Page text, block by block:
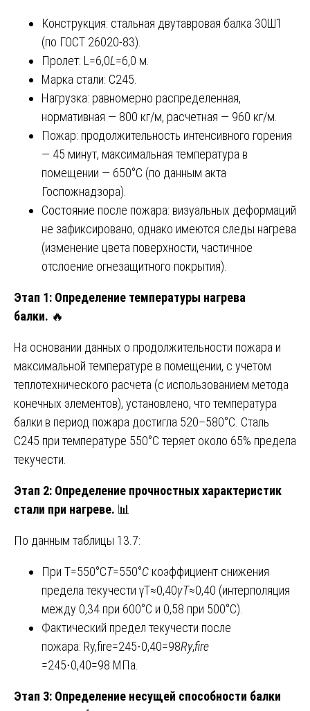
Конструкция: стальная двутавровая балка 30Ш1
(по ГОСТ 26020-83).
Пролет: L=6,0L =6,0 м.
Марка стали: С245.
Нагрузка: равномерно распределенная,
нормативная — 800 кг/м, расчетная — 960 кг/м.
Пожар: продолжительность интенсивного горения
— 45 минут, максимальная температура в
помещении — 650°C (по данным акта
Госпожнадзора).
Состояние после пожара: визуальных деформаций
не зафиксировано, однако имеются следы нагрева
(изменение цвета поверхности, частичное
отслоение огнезащитного покрытия).
Этап 1: Определение температуры нагрева
балки. 🔥
На основании данных о продолжительности пожара и
максимальной температуре в помещении, с учетом
теплотехнического расчета (с использованием метода
конечных элементов), установлено, что температура
балки в период пожара достигла 520–580°C. Сталь
С245 при температуре 550°C теряет около 65% предела
текучести.
Этап 2: Определение прочностных характеристик
стали при нагреве. 📊
По данным таблицы 13.7:
При T=550°CT=550°C коэффициент снижения
предела текучести γT≈0,40γT​≈0,40 (интерполяция
между 0,34 при 600°C и 0,58 при 500°C).
Фактический предел текучести после
пожара: Ry,fire=245⋅0,40=98Ry,fire
=245⋅0,40=98 МПа.
Этап 3: Определение несущей способности балки